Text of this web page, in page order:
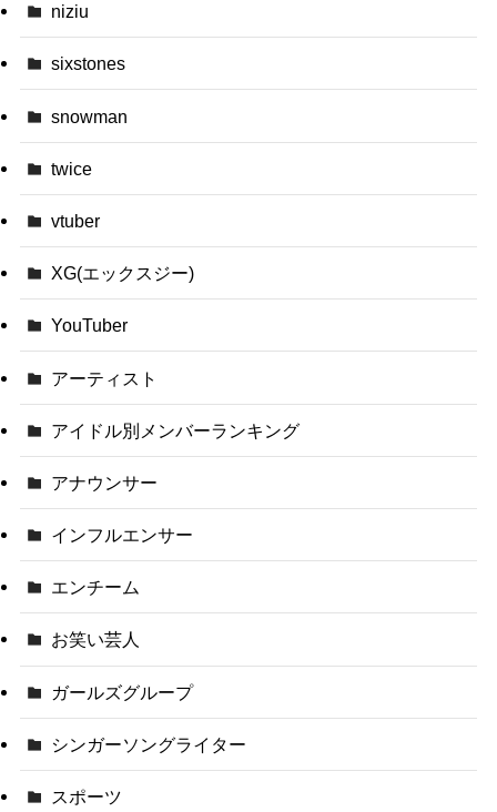
niziu
sixstones
snowman
twice
vtuber
XG(エックスジー)
YouTuber
アーティスト
アイドル別メンバーランキング
アナウンサー
インフルエンサー
エンチーム
お笑い芸人
ガールズグループ
シンガーソングライター
スポーツ